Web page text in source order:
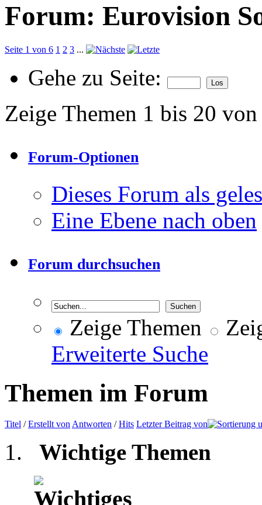
Forum: Eurovision
Seite 1 von 6 1 2 3 ...
Gehe zu Seite:
Zeige Themen 1 bis 20
Forum-Optionen
Dieses Forum als
Eine Ebene nach oben
Forum durchsuchen
Zeige Themen
Erweiterte Suche
Themen im Forum
Titel /Erstellt von Antworten /Hits Letzter Beitrag von
Wichtige Themen